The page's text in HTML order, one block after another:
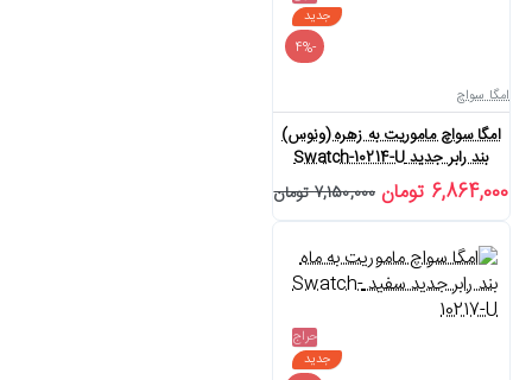
جدید
-4%
امگا سواچ
امگا سواچ ماموریت به زهره (ونوس)
بند رابر جدید Swatch-10214-U
6,864,000 تومان 7,150,000 تومان
حراج
جدید